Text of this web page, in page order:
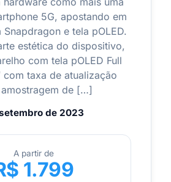
5G, apostando em
e tela pOLED.
estética do dispositivo,
com tela pOLED Full
com taxa de atualização
de […]
de 2023
A partir de
1.799